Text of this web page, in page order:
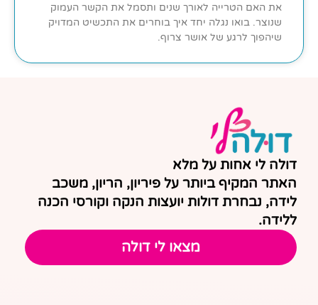
את האם הטרייה לאורך שנים ותסמל את הקשר העמוק
שנוצר. בואו נגלה יחד איך בוחרים את התכשיט המדויק
שיהפוך לרגע של אושר צרוף.
דולה לי אחות על מלא
האתר המקיף ביותר על פיריון, הריון, משכב
לידה, נבחרת דולות יועצות הנקה וקורסי הכנה
ללידה.
מצאו לי דולה